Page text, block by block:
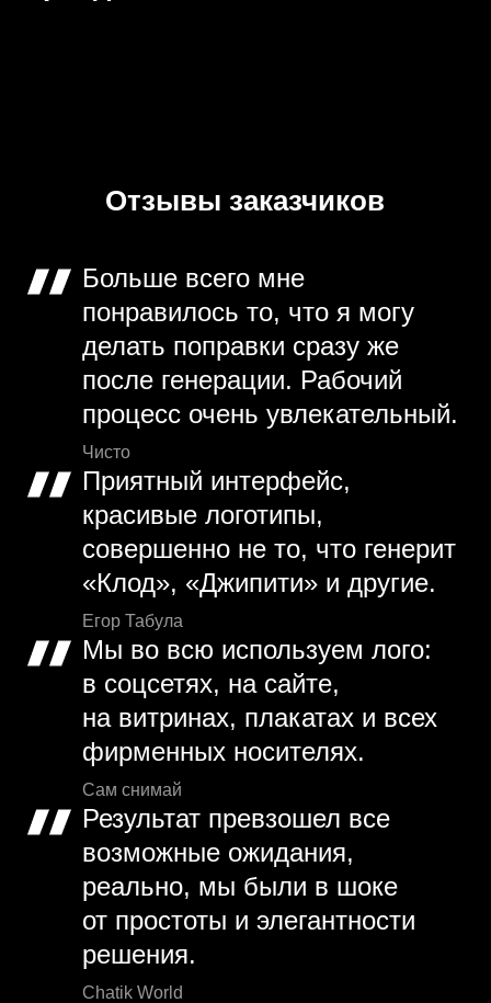
Отзывы заказчиков
Больше всего мне
понравилось то, что я могу
делать поправки сразу же
после генерации. Рабочий
процесс очень увлекательный.
Чисто
Приятный интерфейс,
красивые логотипы,
совершенно не то, что генерит
«Клод», «Джипити» и другие.
Егор Табула
Мы во всю используем лого:
в соцсетях, на сайте,
на витринах, плакатах и всех
фирменных носителях.
Сам снимай
Результат превзошел все
возможные ожидания,
реально, мы были в шоке
от простоты и элегантности
решения.
Chatik World